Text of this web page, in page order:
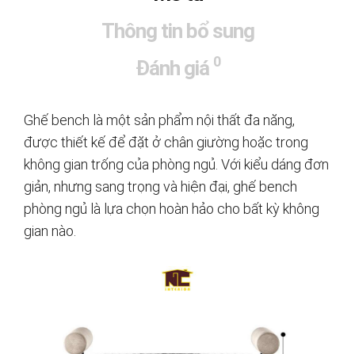
Thông tin bổ sung
Đánh giá 0
Ghế bench là một sản phẩm nội thất đa năng,
được thiết kế để đặt ở chân giường hoặc trong
không gian trống của phòng ngủ. Với kiểu dáng đơn
giản, nhưng sang trọng và hiện đại, ghế bench
phòng ngủ là lựa chọn hoàn hảo cho bất kỳ không
gian nào.